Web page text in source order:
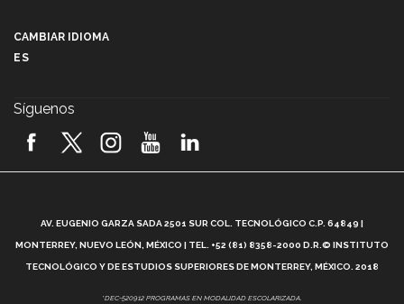
2026! (video)
¿Cómo es el Modelo Educativo Tec? (video)
Vida Tec: Feminismo e Inteligencia Artificial, Paola
CAMBIAR IDIOMA
ES
Síguenos
AV. EUGENIO GARZA SADA 2501 SUR COL. TECNOLÓGICO C.P. 64849 |
MONTERREY, NUEVO LEÓN, MÉXICO | TEL. +52 (81) 8358-2000 D.R.© INSTITUTO
TECNOLÓGICO Y DE ESTUDIOS SUPERIORES DE MONTERREY, MÉXICO. 2018
*DEC-520912 PROGRAMAS EN MODALIDAD ESCOLARIZADA.